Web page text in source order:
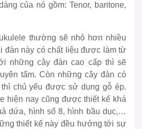
của nó gồm: Tenor, baritone,
thường sẽ nhỏ hơn nhiều
đàn này có chất liệu được làm từ
những cây đàn cao cấp thì sẽ
tấm. Còn những cây đàn có
chủ yếu được sử dụng gỗ ép.
hiện nay cũng được thiết kế khá
dứa, hình số 8, hình bầu dục,…
thiết kế này đều hướng tới sự